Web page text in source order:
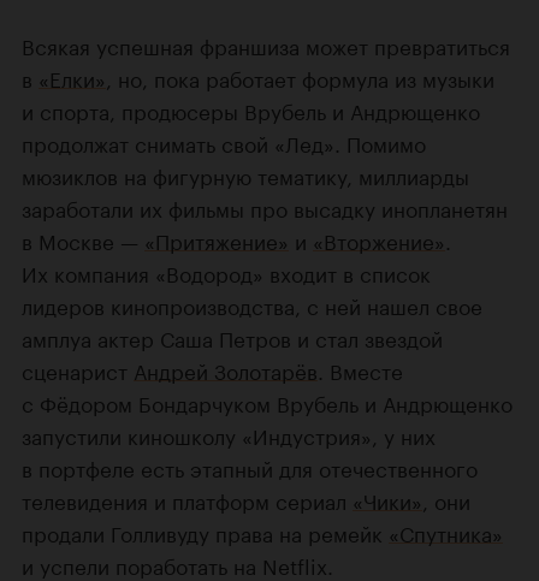
Всякая успешная франшиза может превратиться
в «Елки» , но, пока работает формула из музыки
и спорта, продюсеры Врубель и Андрющенко
продолжат снимать свой «Лед». Помимо
мюзиклов на фигурную тематику, миллиарды
заработали их фильмы про высадку инопланетян
в Москве — «Притяжение» и «Вторжение»
Их компания «Водород» входит в список
лидеров кинопроизводства, с ней нашел свое
амплуа актер Саша Петров и стал звездой
сценарист Андрей Золотарёв . Вместе
с Фёдором Бондарчуком Врубель и Андрющенко
запустили киношколу «Индустрия», у них
в портфеле есть этапный для отечественного
телевидения и платформ сериал «Чики» , они
продали Голливуду права на ремейк «Спутника»
и успели поработать на Netflix.